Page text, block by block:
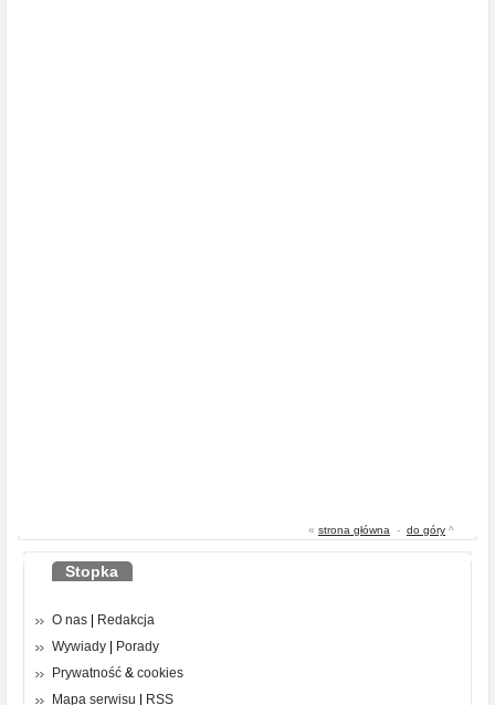
« strona główna - do góry ^
Stopka
O nas
Redakcja
Wywiady
Porady
Prywatność & cookies
Mapa serwisu
RSS